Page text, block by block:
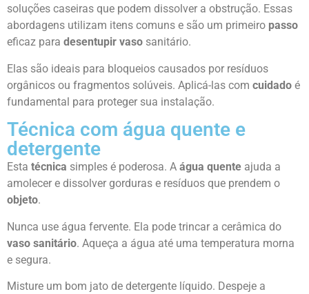
soluções caseiras que podem dissolver a obstrução. Essas
abordagens utilizam itens comuns e são um primeiro passo
eficaz para desentupir vaso sanitário.
Elas são ideais para bloqueios causados por resíduos
orgânicos ou fragmentos solúveis. Aplicá-las com cuidado é
fundamental para proteger sua instalação.
Técnica com água quente e
detergente
Esta técnica simples é poderosa. A água quente ajuda a
amolecer e dissolver gorduras e resíduos que prendem o
objeto.
Nunca use água fervente. Ela pode trincar a cerâmica do
vaso sanitário. Aqueça a água até uma temperatura morna
e segura.
Misture um bom jato de detergente líquido. Despeje a